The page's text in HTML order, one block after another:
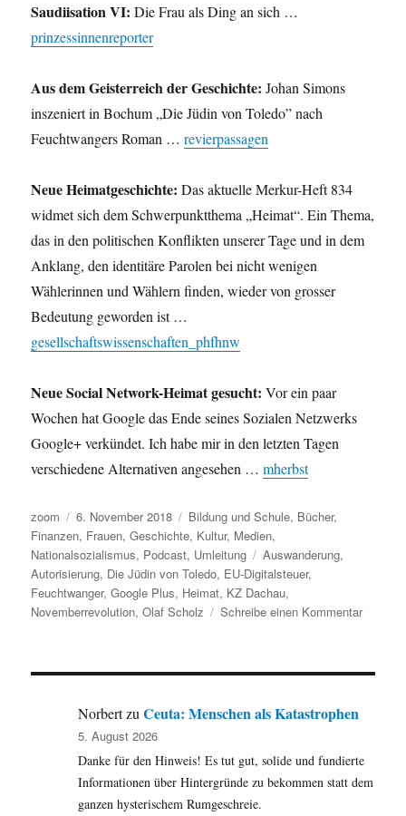
Saudiisation VI: Die Frau als Ding an sich …
prinzessinnenreporter
Aus dem Geisterreich der Geschichte: Johan Simons
inszeniert in Bochum „Die Jüdin von Toledo” nach
Feuchtwangers Roman …revierpassagen
Neue Heimatgeschichte: Das aktuelle Merkur-Heft 834
widmet sich dem Schwerpunktthema „Heimat“. Ein Thema,
das in den politischen Konflikten unserer Tage und in dem
Anklang, den identitäre Parolen bei nicht wenigen
Wählerinnen und Wählern finden, wieder von grosser
Bedeutung geworden ist …
gesellschaftswissenschaften_phfhnw
Neue Social Network-Heimat gesucht: Vor ein paar
Wochen hat Google das Ende seines Sozialen Netzwerks
Google+ verkündet. Ich habe mir in den letzten Tagen
verschiedene Alternativen angesehen …mherbst
Autor
zoom
Veröffentlicht
am
6. November 2018 Kategorien
Bildung und Schule, Bücher,
Finanzen, Frauen,Geschichte, Kultur, Medien,
Nationalsozialismus, Podcast, Umleitung Schlagwörter
Auswanderung,
Autorisierung, Die Jüdin von Toledo, EU-Digitalsteuer,
Feuchtwanger,Google Plus, Heimat, KZ Dachau,
Novemberrevolution,Olaf Scholz Schreibe einen Kommentarzu
KZ
Dachau
NorbertzuCeuta: Menschen als Katastrophen
5. August 2026
Danke für den Hinweis! Es tut gut, solide und fundierte
Informationen über Hintergründe zu bekommen statt dem
ganzen hysterischem Rumgeschreie.